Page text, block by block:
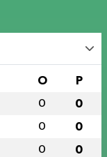
O P
0 0
0 0
0 0